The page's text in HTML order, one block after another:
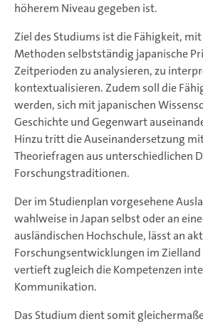
höherem Niveau gegeben ist.
Ziel des Studiums ist die Fähigkeit,
Methoden selbstständig japanische
Zeitperioden zu analysieren, zu
kontextualisieren. Zudem soll die
werden, sich mit japanischen
Geschichte und Gegenwart
Hinzu tritt die Auseinandersetzung
Theoriefragen aus unterschiedlichen
Forschungstraditionen.
Der im Studienplan vorgesehene
wahlweise in Japan selbst oder an
ausländischen Hochschule, lässt an
Forschungsentwicklungen im
vertieft zugleich die Kompetenzen
Kommunikation.
Das Studium dient somit